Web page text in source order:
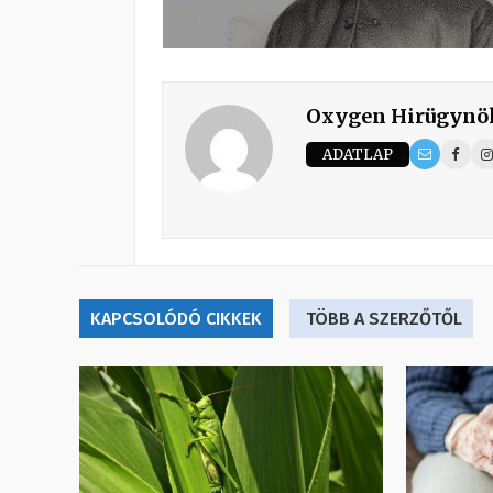
Oxygen
ADATLAP
KAPCSOLÓDÓ CIKKEK TÖBB A SZERZŐTŐL